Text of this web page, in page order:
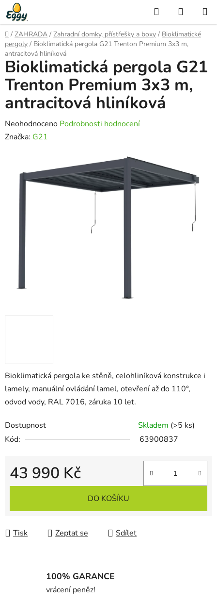
Přejít
na
obsah
Hledat
KOŠÍK
Domů
/ ZAHRADA / Zahradní domky, přístřešky a boxy / Bioklimatické
pergoly / Bioklimatická pergola G21 Trenton Premium 3x3 m,
antracitová hliníková
Bioklimatická pergola ke stěně, celohliníková konstrukce i
lamely, manuální ovládání lamel, otevření až do 110°,
odvod vody, RAL 7016, záruka 10 let.
Dostupnost Skladem (>5 ks)
Kód:
63900837
43 990 Kč
Měrná cena:
DO KOŠÍKU
Tisk Zeptat se Sdílet
Bioklimatická pergola G21
Trenton Premium 3x3 m,
antracitová hliníková
Průměrné
hodnocení
Neohodnoceno Podrobnosti hodnocení
Značka: G21
100% GARANCE
vrácení peněz!